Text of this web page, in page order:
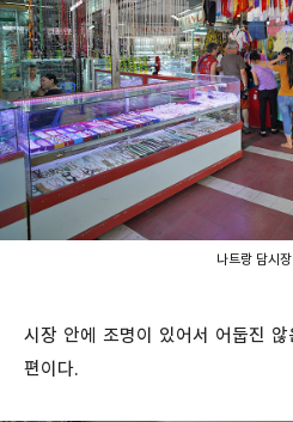
나트랑 담시
시장 안에 조명이 있어서 어둡진
편이다.